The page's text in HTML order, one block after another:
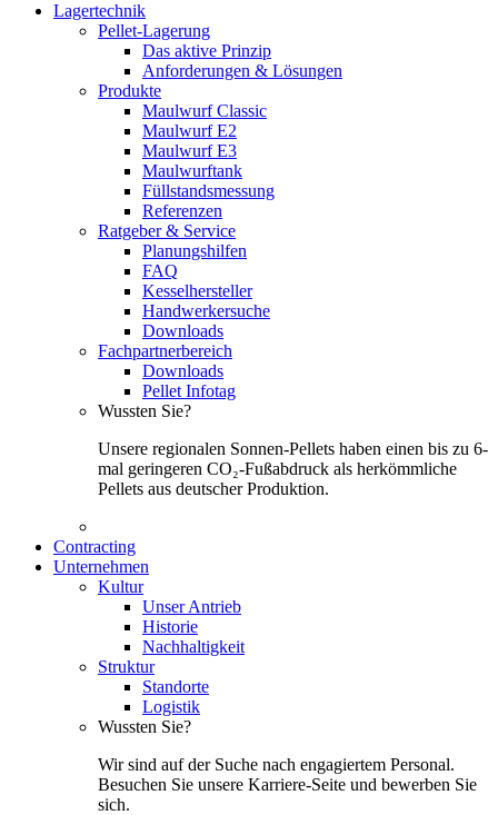
Lagertechnik
Pellet-Lagerung
Das aktive Prinzip
Anforderungen & Lösungen
Produkte
Maulwurf Classic
Maulwurf E2
Maulwurf E3
Maulwurftank
Füllstandsmessung
Referenzen
Ratgeber & Service
Planungshilfen
FAQ
Kesselhersteller
Handwerkersuche
Downloads
Fachpartnerbereich
Downloads
Pellet Infotag
Wussten Sie?
Unsere regionalen Sonnen-Pellets haben einen bis zu 6-
mal geringeren CO₂-Fußabdruck als herkömmliche
Pellets aus deutscher Produktion.
Contracting
Unternehmen
Kultur
Unser Antrieb
Historie
Nachhaltigkeit
Struktur
Standorte
Logistik
Wussten Sie?
Wir sind auf der Suche nach engagiertem Personal.
Besuchen Sie unsere Karriere-Seite und bewerben Sie
sich.